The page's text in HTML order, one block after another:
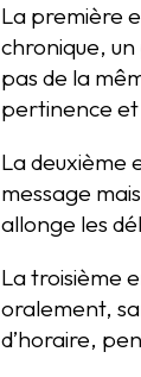
La première
chronique,
pas de la
pertinence et
La deuxième
message
allonge les
La troisième
oralement,
d’horaire,